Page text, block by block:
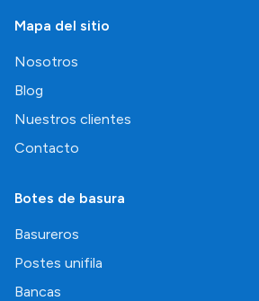
Mapa del sitio
Nosotros
Blog
Nuestros clientes
Contacto
Botes de basura
Basureros
Postes unifila
Bancas